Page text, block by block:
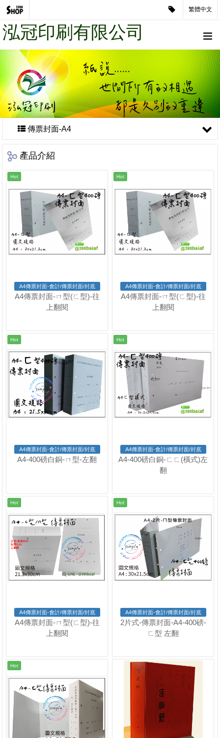
繁體中文
泓冠印刷有限公司
傳票封面-A4
產品介紹
Hot
A4傳票封面-會計/傳票封面/封底
A4傳票封面-ㄇ型(ㄈ型)-往
上翻閱
Hot
A4傳票封面-會計/傳票封面/封底
A4傳票封面-ㄇ型(ㄈ型)-往
上翻閱
Hot
A4傳票封面-會計/傳票封面/封底
A4-400磅白銅-ㄇ型-左翻
Hot
A4傳票封面-會計/傳票封面/封底
A4-400磅白銅-ㄈㄈ(橫式)左
翻
Hot
A4傳票封面-會計/傳票封面/封底
A4傳票封面-ㄇ型(ㄈ型)-往
上翻閱
Hot
A4傳票封面-會計/傳票封面/封底
2片式-傳票封面-A4-400磅-
ㄈ型 左翻
Hot